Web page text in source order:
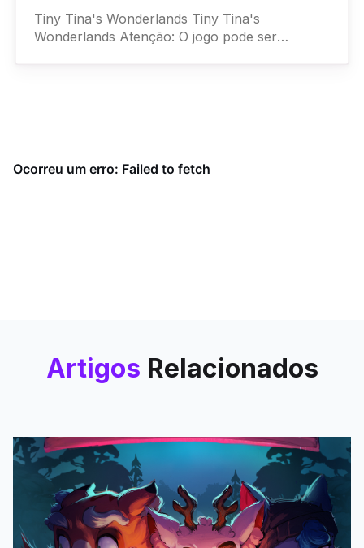
Tiny Tina's Wonderlands Tiny Tina's
Wonderlands Atenção: O jogo pode ser
Artigos Relacionados